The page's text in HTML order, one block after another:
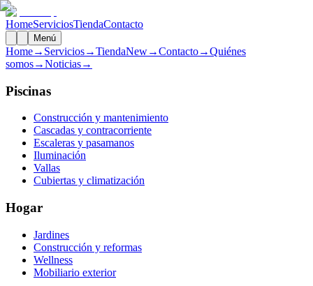
HomeServiciosTiendaContacto
Menú
Home→ Servicios→TiendaNew→Contacto→Quiénes
somos→Noticias→
Piscinas
Construcción y mantenimiento
Cascadas y contracorriente
Escaleras y pasamanos
Iluminación
Vallas
Cubiertas y climatización
Hogar
Jardines
Construcción y reformas
Wellness
Mobiliario exterior